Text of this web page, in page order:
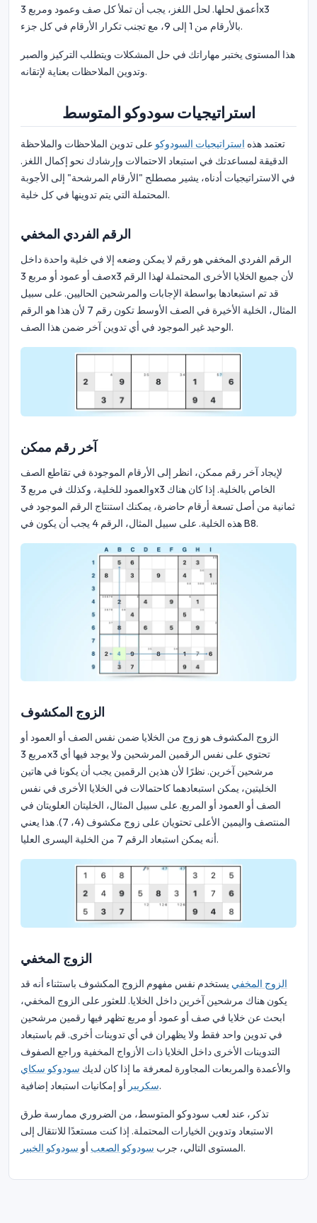
أعمق لحلها. لحل اللغز، يجب أن تملأ كل صف وعمود ومربع 3x3
بالأرقام من 1 إلى 9، مع تجنب تكرار الأرقام في كل جزء.
هذا المستوى يختبر مهاراتك في حل المشكلات ويتطلب التركيز والصبر
وتدوين الملاحظات بعناية لإتقانه.
استراتيجيات سودوكو المتوسط
تعتمد هذه استراتيجيات السودوكو على تدوين الملاحظات والملاحظة
الدقيقة لمساعدتك في استبعاد الاحتمالات وإرشادك نحو إكمال اللغز.
في الاستراتيجيات أدناه، يشير مصطلح "الأرقام المرشحة" إلى الأجوبة
المحتملة التي يتم تدوينها في كل خلية.
الرقم الفردي المخفي
الرقم الفردي المخفي هو رقم لا يمكن وضعه إلا في خلية واحدة داخل
صف أو عمود أو مربع 3x3 لأن جميع الخلايا الأخرى المحتملة لهذا الرقم
قد تم استبعادها بواسطة الإجابات والمرشحين الحاليين. على سبيل
المثال، الخلية الأخيرة في الصف الأوسط تكون رقم 7 لأن هذا هو الرقم
الوحيد غير الموجود في أي تدوين آخر ضمن هذا الصف.
آخر رقم ممكن
لإيجاد آخر رقم ممكن، انظر إلى الأرقام الموجودة في تقاطع الصف
والعمود للخلية، وكذلك في مربع 3x3 الخاص بالخلية. إذا كان هناك
ثمانية من أصل تسعة أرقام حاضرة، يمكنك استنتاج الرقم الموجود في
هذه الخلية. على سبيل المثال، الرقم 4 يجب أن يكون في B8.
الزوج المكشوف
الزوج المكشوف هو زوج من الخلايا ضمن نفس الصف أو العمود أو
مربع 3x3 تحتوي على نفس الرقمين المرشحين ولا يوجد فيها أي
مرشحين آخرين. نظرًا لأن هذين الرقمين يجب أن يكونا في هاتين
الخليتين، يمكن استبعادهما كاحتمالات في الخلايا الأخرى في نفس
الصف أو العمود أو المربع. على سبيل المثال، الخليتان العلويتان في
المنتصف واليمين الأعلى تحتويان على زوج مكشوف (4، 7). هذا يعني
أنه يمكن استبعاد الرقم 7 من الخلية اليسرى العليا.
الزوج المخفي
الزوج المخفي يستخدم نفس مفهوم الزوج المكشوف باستثناء أنه قد
يكون هناك مرشحين آخرين داخل الخلايا. للعثور على الزوج المخفي،
ابحث عن خلايا في صف أو عمود أو مربع تظهر فيها رقمين مرشحين
في تدوين واحد فقط ولا يظهران في أي تدوينات أخرى. قم باستبعاد
التدوينات الأخرى داخل الخلايا ذات الأزواج المخفية وراجع الصفوف
والأعمدة والمربعات المجاورة لمعرفة ما إذا كان لديك سودوكو سكاي
سكريبرأو إمكانيات استبعاد إضافية.
تذكر، عند لعب سودوكو المتوسط، من الضروري ممارسة طرق
الاستبعاد وتدوين الخيارات المحتملة. إذا كنت مستعدًا للانتقال إلى
المستوى التالي، جرب سودوكو الصعب أو سودوكو الخبير .